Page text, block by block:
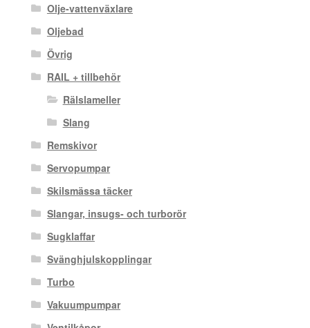
Olje-vattenväxlare
Oljebad
Övrig
RAIL + tillbehör
Rälslameller
Slang
Remskivor
Servopumpar
Skilsmässa täcker
Slangar, insugs- och turborör
Sugklaffar
Svänghjulskopplingar
Turbo
Vakuumpumpar